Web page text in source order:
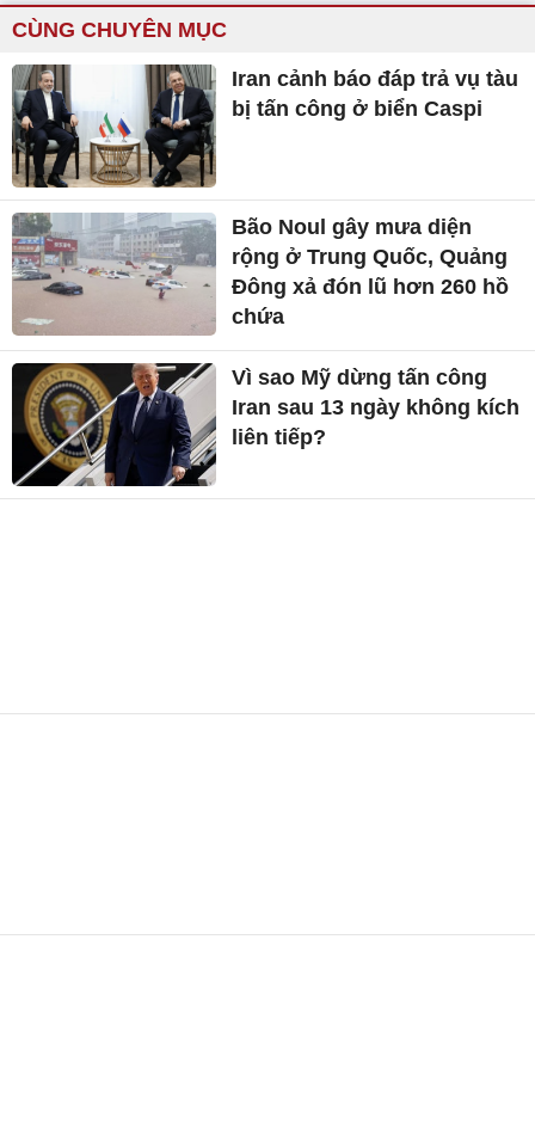
CÙNG CHUYÊN MỤC
Iran cảnh báo đáp trả vụ tàu
bị tấn công ở biển Caspi
Bão Noul gây mưa diện
rộng ở Trung Quốc, Quảng
Đông xả đón lũ hơn 260 hồ
chứa
Vì sao Mỹ dừng tấn công
Iran sau 13 ngày không kích
liên tiếp?